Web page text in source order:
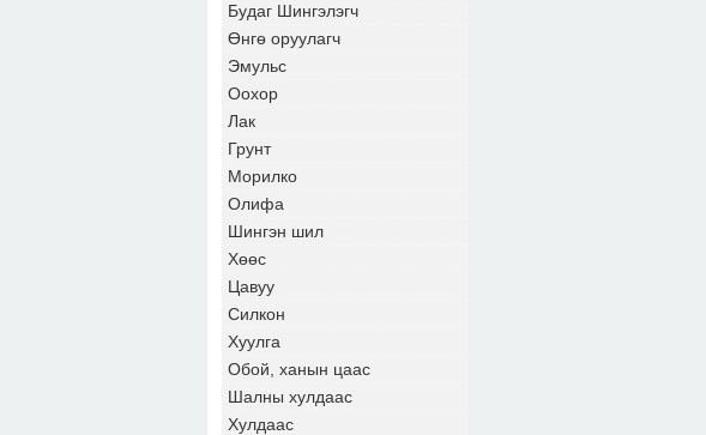
Будаг Шингэлэгч
Өнгө оруулагч
Эмульс
Оохор
Лак
Грунт
Морилко
Олифа
Шингэн шил
Хөөс
Цавуу
Силкон
Хуулга
Обой, ханын цаас
Шалны хулдаас
Хулдаас